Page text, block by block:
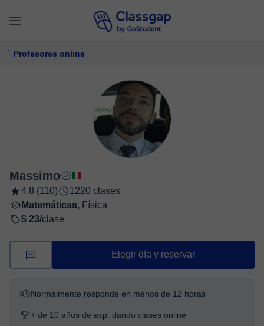
Profesores online
Massimo
4,8 (110)
1220 clases
Matemáticas, Física
$ 23/clase
Elegir día y reservar
Normalmente responde en menos de 12 horas
+ de 10 años de exp. dando clases online